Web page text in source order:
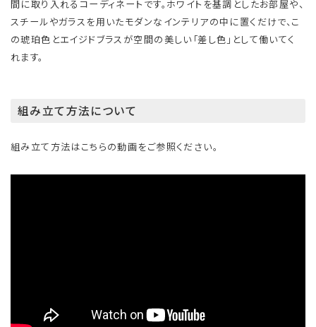
間に取り入れるコーディネートです。ホワイトを基調としたお部屋や、
スチールやガラスを用いたモダンなインテリアの中に置くだけで、こ
の琥珀色とエイジドブラスが空間の美しい「差し色」として働いてく
れます。
組み立て方法について
組み立て方法はこちらの動画をご参照ください。